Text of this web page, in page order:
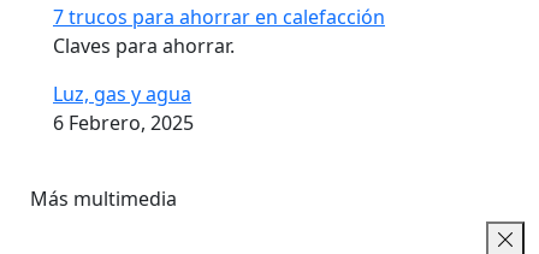
7 trucos para ahorrar en calefacción
Claves para ahorrar.
Luz, gas y agua
6 Febrero, 2025
Más multimedia